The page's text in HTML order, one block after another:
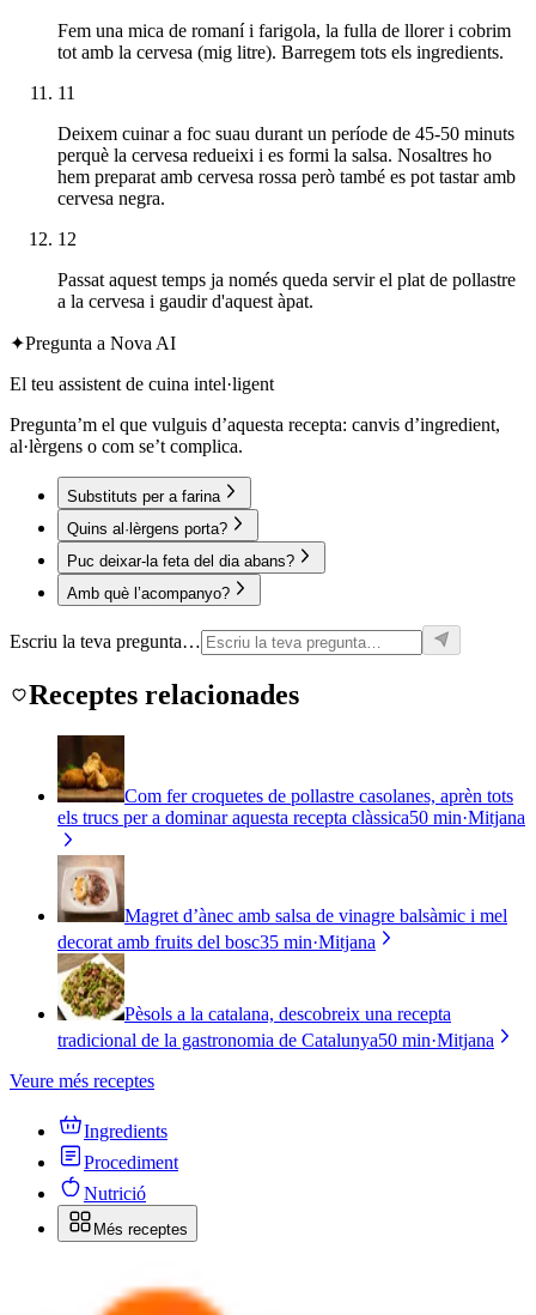
Fem una mica de romaní i farigola, la fulla de llorer i cobrim
tot amb la cervesa (mig litre). Barregem tots els ingredients.
11
Deixem cuinar a foc suau durant un període de 45-50 minuts
perquè la cervesa redueixi i es formi la salsa. Nosaltres ho
hem preparat amb cervesa rossa però també es pot tastar amb
cervesa negra.
12
Passat aquest temps ja només queda servir el plat de pollastre
a la cervesa i gaudir d'aquest àpat.
✦Pregunta a Nova AI
El teu assistent de cuina intel·ligent
Pregunta’m el que vulguis d’aquesta recepta: canvis d’ingredient,
al·lèrgens o com se’t complica.
Substituts per a farina
Quins al·lèrgens porta?
Puc deixar-la feta del dia abans?
Amb què l’acompanyo?
Escriu la teva pregunta…
Receptes relacionades
Com fer croquetes de pollastre casolanes, aprèn tots
els trucs per a dominar aquesta recepta clàssica50 min·Mitjana
Magret d’ànec amb salsa de vinagre balsàmic i mel
decorat amb fruits del bosc35 min·Mitjana
Pèsols a la catalana, descobreix una recepta
tradicional de la gastronomia de Catalunya50 min·Mitjana
Veure més receptes
Ingredients
Procediment
Nutrició
Més receptes